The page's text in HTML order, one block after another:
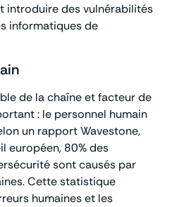
introduire des vulnérabilités
informatiques de
de la chaîne et facteur de
: le personnel humain
un rapport Wavestone,
européen, 80% des
sont causés par
Cette statistique
humaines et les